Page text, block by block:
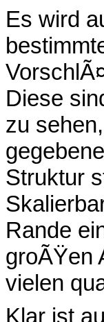
Es wird
Diese
zu
Struktur
Rande
groÃŸen
vielen
Klar ist